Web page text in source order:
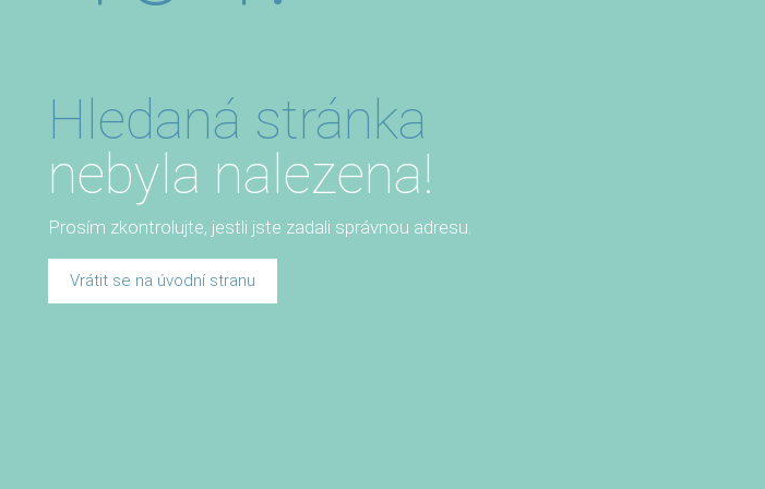
Hledaná stránka
nebyla nalezena!
Prosím zkontrolujte, jestli jste zadali správnou adresu.
Vrátit se na úvodní stranu